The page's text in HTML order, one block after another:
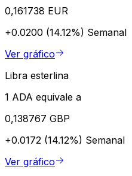
0,161738 EUR
+0.0200 (14.12%) Semanal
Ver gráfico
Libra esterlina
1 ADA equivale a
0,138767 GBP
+0.0172 (14.12%) Semanal
Ver gráfico